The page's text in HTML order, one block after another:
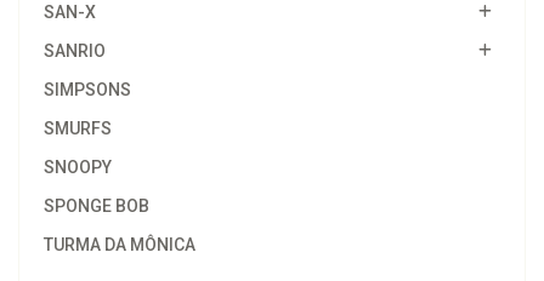
SAN-X
SANRIO
SIMPSONS
SMURFS
SNOOPY
SPONGE BOB
TURMA DA MÔNICA